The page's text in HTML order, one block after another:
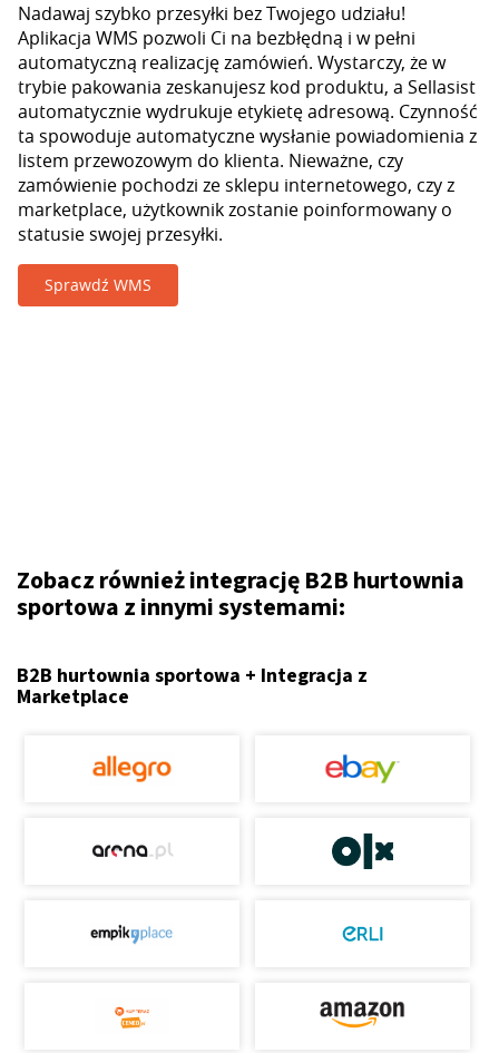
Nadawaj szybko przesyłki bez Twojego udziału!
Aplikacja WMS pozwoli Ci na bezbłędną i w pełni
automatyczną realizację zamówień. Wystarczy, że w
trybie pakowania zeskanujesz kod produktu, a Sellasist
automatycznie wydrukuje etykietę adresową. Czynność
ta spowoduje automatyczne wysłanie powiadomienia z
listem przewozowym do klienta. Nieważne, czy
zamówienie pochodzi ze sklepu internetowego, czy z
marketplace, użytkownik zostanie poinformowany o
statusie swojej przesyłki.
Sprawdź WMS
Zobacz również integrację B2B hurtownia
sportowa z innymi systemami:
B2B hurtownia sportowa + Integracja z
Marketplace